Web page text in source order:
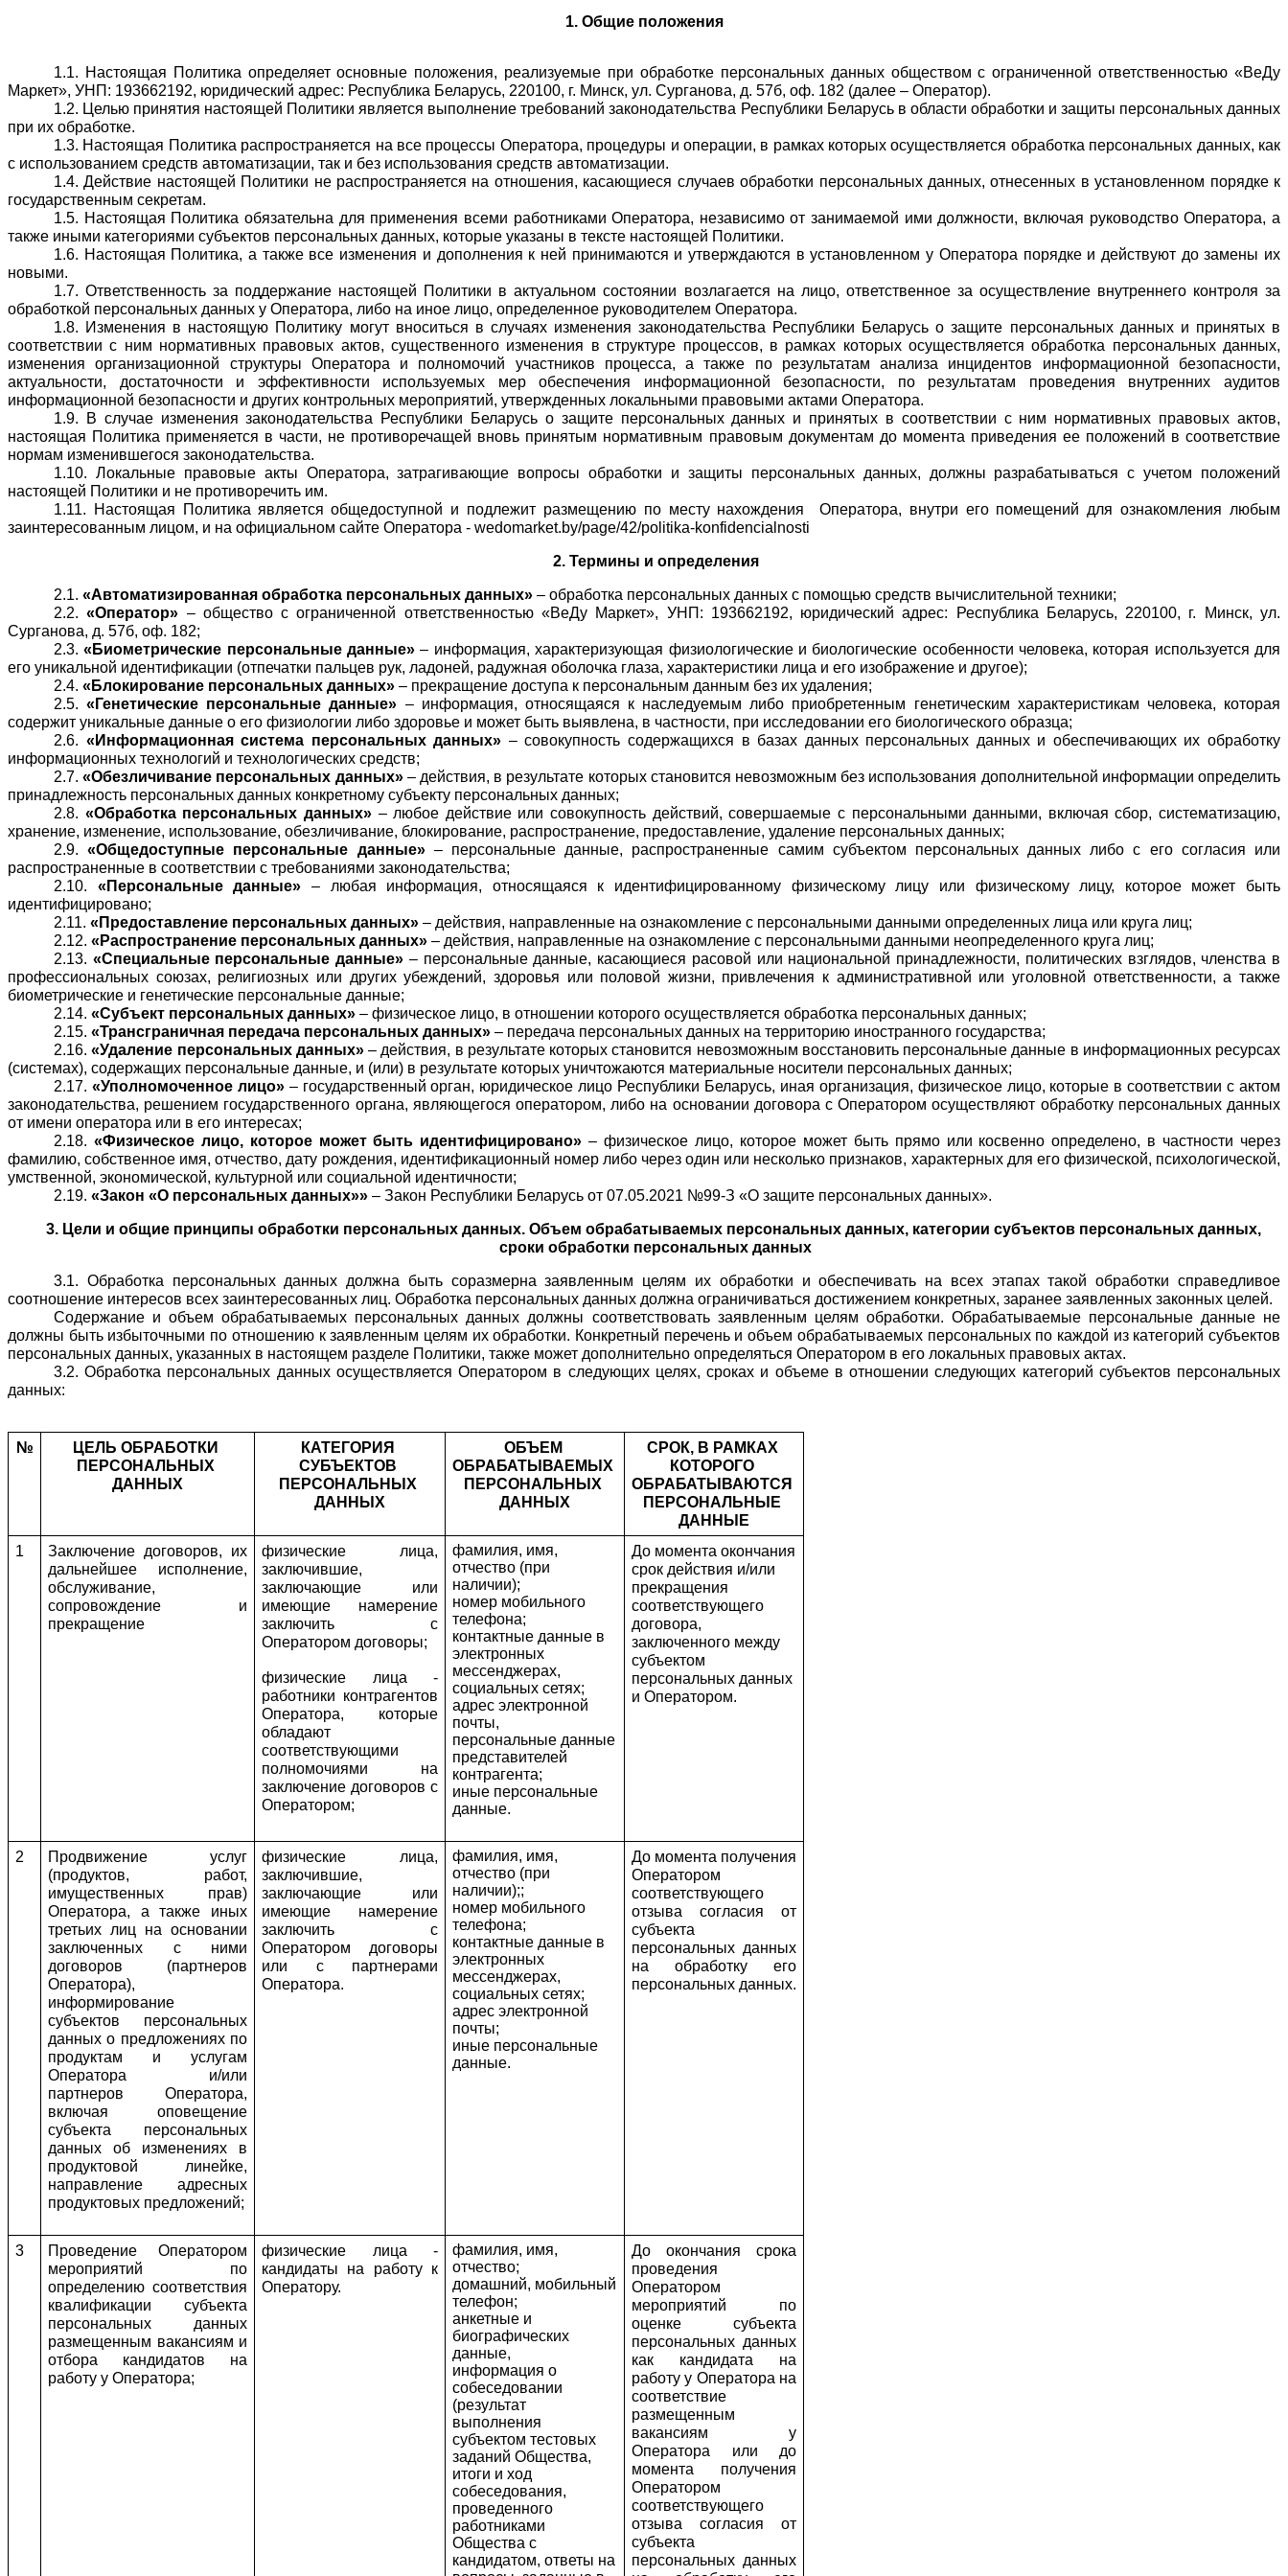
1. Общие положения
1.1. Настоящая Политика определяет основные положения, реализуемые при обработке персональных данных обществом с ограниченной ответственностью «ВеДу
Маркет», УНП: 193662192, юридический адрес: Республика Беларусь, 220100, г. Минск, ул. Сурганова, д. 57б, оф. 182 (далее – Оператор).
1.2. Целью принятия настоящей Политики является выполнение требований законодательства Республики Беларусь в области обработки и защиты персональных данных
при их обработке.
1.3. Настоящая Политика распространяется на все процессы Оператора, процедуры и операции, в рамках которых осуществляется обработка персональных данных, как
с использованием средств автоматизации, так и без использования средств автоматизации.
1.4. Действие настоящей Политики не распространяется на отношения, касающиеся случаев обработки персональных данных, отнесенных в установленном порядке к
государственным секретам.
1.5. Настоящая Политика обязательна для применения всеми работниками Оператора, независимо от занимаемой ими должности, включая руководство Оператора, а
также иными категориями субъектов персональных данных, которые указаны в тексте настоящей Политики.
1.6. Настоящая Политика, а также все изменения и дополнения к ней принимаются и утверждаются в установленном у Оператора порядке и действуют до замены их
новыми.
1.7. Ответственность за поддержание настоящей Политики в актуальном состоянии возлагается на лицо, ответственное за осуществление внутреннего контроля за
обработкой персональных данных у Оператора, либо на иное лицо, определенное руководителем Оператора.
1.8. Изменения в настоящую Политику могут вноситься в случаях изменения законодательства Республики Беларусь о защите персональных данных и принятых в
соответствии с ним нормативных правовых актов, существенного изменения в структуре процессов, в рамках которых осуществляется обработка персональных данных,
изменения организационной структуры Оператора и полномочий участников процесса, а также по результатам анализа инцидентов информационной безопасности,
актуальности, достаточности и эффективности используемых мер обеспечения информационной безопасности, по результатам проведения внутренних аудитов
информационной безопасности и других контрольных мероприятий, утвержденных локальными правовыми актами Оператора.
1.9. В случае изменения законодательства Республики Беларусь о защите персональных данных и принятых в соответствии с ним нормативных правовых актов,
настоящая Политика применяется в части, не противоречащей вновь принятым нормативным правовым документам до момента приведения ее положений в соответствие
нормам изменившегося законодательства.
1.10. Локальные правовые акты Оператора, затрагивающие вопросы обработки и защиты персональных данных, должны разрабатываться с учетом положений
настоящей Политики и не противоречить им.
1.11. Настоящая Политика является общедоступной и подлежит размещению по месту нахождения  Оператора, внутри его помещений для ознакомления любым
заинтересованным лицом, и на официальном сайте Оператора - wedomarket.by/page/42/politika-konfidencialnosti
2. Термины и определения
2.1. «Автоматизированная обработка персональных данных» – обработка персональных данных с помощью средств вычислительной техники;
2.2. «Оператор» – общество с ограниченной ответственностью «ВеДу Маркет», УНП: 193662192, юридический адрес: Республика Беларусь, 220100, г. Минск, ул.
Сурганова, д. 57б, оф. 182;
2.3. «Биометрические персональные данные» – информация, характеризующая физиологические и биологические особенности человека, которая используется для
его уникальной идентификации (отпечатки пальцев рук, ладоней, радужная оболочка глаза, характеристики лица и его изображение и другое);
2.4. «Блокирование персональных данных» – прекращение доступа к персональным данным без их удаления;
2.5. «Генетические персональные данные» – информация, относящаяся к наследуемым либо приобретенным генетическим характеристикам человека, которая
содержит уникальные данные о его физиологии либо здоровье и может быть выявлена, в частности, при исследовании его биологического образца;
2.6. «Информационная система персональных данных» – совокупность содержащихся в базах данных персональных данных и обеспечивающих их обработку
информационных технологий и технологических средств;
2.7. «Обезличивание персональных данных» – действия, в результате которых становится невозможным без использования дополнительной информации определить
принадлежность персональных данных конкретному субъекту персональных данных;
2.8. «Обработка персональных данных» – любое действие или совокупность действий, совершаемые с персональными данными, включая сбор, систематизацию,
хранение, изменение, использование, обезличивание, блокирование, распространение, предоставление, удаление персональных данных;
2.9. «Общедоступные персональные данные» – персональные данные, распространенные самим субъектом персональных данных либо с его согласия или
распространенные в соответствии с требованиями законодательства;
2.10. «Персональные данные» – любая информация, относящаяся к идентифицированному физическому лицу или физическому лицу, которое может быть
идентифицировано;
2.11. «Предоставление персональных данных» – действия, направленные на ознакомление с персональными данными определенных лица или круга лиц;
2.12. «Распространение персональных данных» – действия, направленные на ознакомление с персональными данными неопределенного круга лиц;
2.13. «Специальные персональные данные» – персональные данные, касающиеся расовой или национальной принадлежности, политических взглядов, членства в
профессиональных союзах, религиозных или других убеждений, здоровья или половой жизни, привлечения к административной или уголовной ответственности, а также
биометрические и генетические персональные данные;
2.14. «Субъект персональных данных» – физическое лицо, в отношении которого осуществляется обработка персональных данных;
2.15. «Трансграничная передача персональных данных» – передача персональных данных на территорию иностранного государства;
2.16. «Удаление персональных данных» – действия, в результате которых становится невозможным восстановить персональные данные в информационных ресурсах
(системах), содержащих персональные данные, и (или) в результате которых уничтожаются материальные носители персональных данных;
2.17. «Уполномоченное лицо» – государственный орган, юридическое лицо Республики Беларусь, иная организация, физическое лицо, которые в соответствии с актом
законодательства, решением государственного органа, являющегося оператором, либо на основании договора с Оператором осуществляют обработку персональных данных
от имени оператора или в его интересах;
2.18. «Физическое лицо, которое может быть идентифицировано» – физическое лицо, которое может быть прямо или косвенно определено, в частности через
фамилию, собственное имя, отчество, дату рождения, идентификационный номер либо через один или несколько признаков, характерных для его физической, психологической,
умственной, экономической, культурной или социальной идентичности;
2.19. «Закон «О персональных данных»» – Закон Республики Беларусь от 07.05.2021 №99-З «О защите персональных данных».
3. Цели и общие принципы обработки персональных данных. Объем обрабатываемых персональных данных, категории субъектов персональных данных,
сроки обработки персональных данных
3.1. Обработка персональных данных должна быть соразмерна заявленным целям их обработки и обеспечивать на всех этапах такой обработки справедливое
соотношение интересов всех заинтересованных лиц. Обработка персональных данных должна ограничиваться достижением конкретных, заранее заявленных законных целей.
Содержание и объем обрабатываемых персональных данных должны соответствовать заявленным целям обработки. Обрабатываемые персональные данные не
должны быть избыточными по отношению к заявленным целям их обработки. Конкретный перечень и объем обрабатываемых персональных по каждой из категорий субъектов
персональных данных, указанных в настоящем разделе Политики, также может дополнительно определяться Оператором в его локальных правовых актах.
3.2. Обработка персональных данных осуществляется Оператором в следующих целях, сроках и объеме в отношении следующих категорий субъектов персональных
данных:
№
ЦЕЛЬ ОБРАБОТКИ
ПЕРСОНАЛЬНЫХ
ДАННЫХ
КАТЕГОРИЯ
СУБЪЕКТОВ
ПЕРСОНАЛЬНЫХ
ДАННЫХ
ОБЪЕМ
ОБРАБАТЫВАЕМЫХ
ПЕРСОНАЛЬНЫХ
ДАННЫХ
СРОК, В РАМКАХ
КОТОРОГО
ОБРАБАТЫВАЮТСЯ
ПЕРСОНАЛЬНЫЕ
ДАННЫЕ
1
Заключение договоров, их
дальнейшее исполнение,
обслуживание,
сопровождение и
прекращение
физические лица,
заключившие,
заключающие или
имеющие намерение
заключить с
Оператором договоры;
физические лица -
работники контрагентов
Оператора, которые
обладают
соответствующими
полномочиями на
заключение договоров с
Оператором;
фамилия, имя,
отчество (при
наличии);
номер мобильного
телефона;
контактные данные в
электронных
мессенджерах,
социальных сетях;
адрес электронной
почты,
персональные данные
представителей
контрагента;
иные персональные
данные.
До момента окончания
срок действия и/или
прекращения
соответствующего
договора,
заключенного между
субъектом
персональных данных
и Оператором.
2
Продвижение услуг
(продуктов, работ,
имущественных прав)
Оператора, а также иных
третьих лиц на основании
заключенных с ними
договоров (партнеров
Оператора),
информирование
субъектов персональных
данных о предложениях по
продуктам и услугам
Оператора и/или
партнеров Оператора,
включая оповещение
субъекта персональных
данных об изменениях в
продуктовой линейке,
направление адресных
продуктовых предложений;
физические лица,
заключившие,
заключающие или
имеющие намерение
заключить с
Оператором договоры
или с партнерами
Оператора.
фамилия, имя,
отчество (при
наличии);;
номер мобильного
телефона;
контактные данные в
электронных
мессенджерах,
социальных сетях;
адрес электронной
почты;
иные персональные
данные.
До момента получения
Оператором
соответствующего
отзыва согласия от
субъекта
персональных данных
на обработку его
персональных данных.
3
Проведение Оператором
мероприятий по
определению соответствия
квалификации субъекта
персональных данных
размещенным вакансиям и
отбора кандидатов на
работу у Оператора;
физические лица -
кандидаты на работу к
Оператору.
фамилия, имя,
отчество;
домашний, мобильный
телефон;
анкетные и
биографических
данные,
информация о
собеседовании
(результат
выполнения
субъектом тестовых
заданий Общества,
итоги и ход
собеседования,
проведенного
работниками
Общества с
кандидатом, ответы на
До окончания срока
проведения
Оператором
мероприятий по
оценке субъекта
персональных данных
как кандидата на
работу у Оператора на
соответствие
размещенным
вакансиям у
Оператора или до
момента получения
Оператором
соответствующего
отзыва согласия от
субъекта
персональных данных